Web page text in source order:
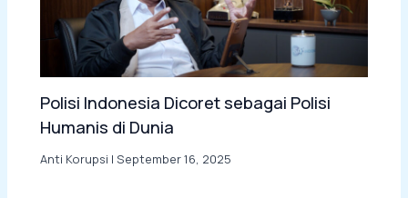
Polisi Indonesia Dicoret sebagai Polisi
Humanis di Dunia
Anti Korupsi |September 16, 2025